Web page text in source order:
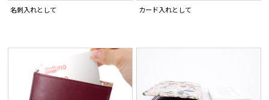
名刺入れとして カード入れとして